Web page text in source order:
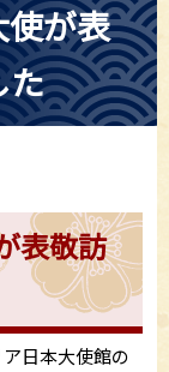
が表
た
表敬訪
日本大使館の